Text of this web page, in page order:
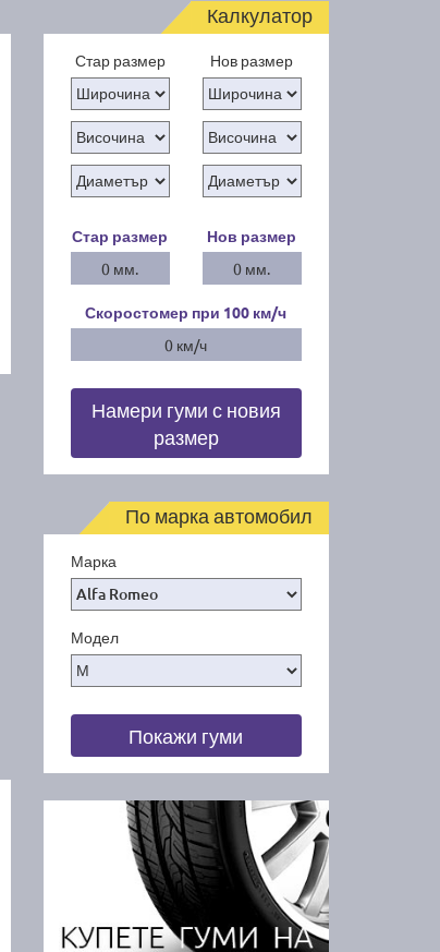
Калкулатор
Стар размер Нов размер
Стар размер
0 мм.
Нов размер
0 мм.
Скоростомер при 100 км/ч
0 км/ч
Намери гуми с новия
размер
По марка автомобил
Марка
Модел
Покажи гуми